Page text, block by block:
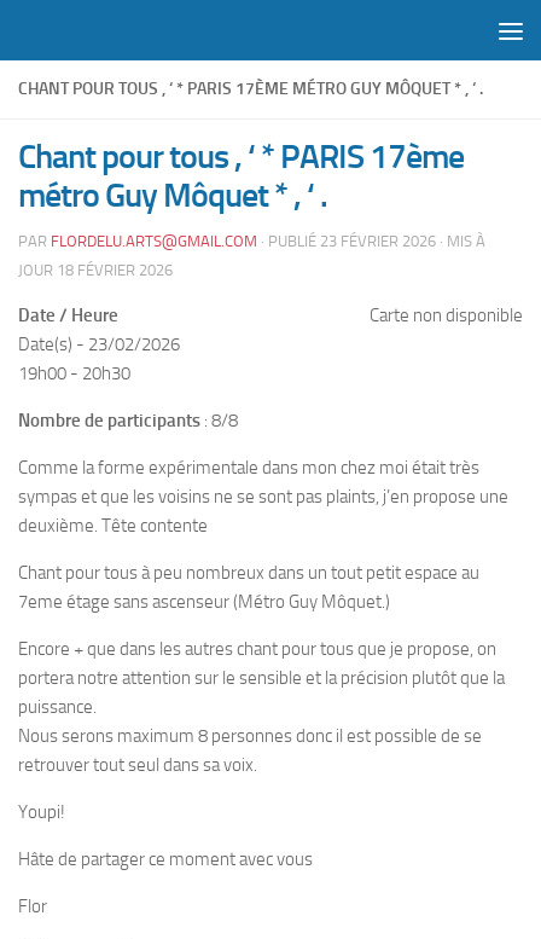
CHANT POUR TOUS , ‘ * PARIS 17ÈME MÉTRO GUY MÔQUET * , ‘ .
Chant pour tous , ‘ * PARIS 17ème
métro Guy Môquet * , ‘ .
PAR FLORDELU.ARTS@GMAIL.COM · PUBLIÉ 23 FÉVRIER 2026 · MIS À
JOUR 18 FÉVRIER 2026
Carte non disponible
Date / Heure
Date(s) - 23/02/2026
19h00 - 20h30
Nombre de participants : 8/8
Comme la forme expérimentale dans mon chez moi était très
sympas et que les voisins ne se sont pas plaints, j’en propose une
deuxième. Tête contente
Chant pour tous à peu nombreux dans un tout petit espace au
7eme étage sans ascenseur (Métro Guy Môquet.)
Encore + que dans les autres chant pour tous que je propose, on
portera notre attention sur le sensible et la précision plutôt que la
puissance.
Nous serons maximum 8 personnes donc il est possible de se
retrouver tout seul dans sa voix.
Youpi!
Hâte de partager ce moment avec vous
Flor